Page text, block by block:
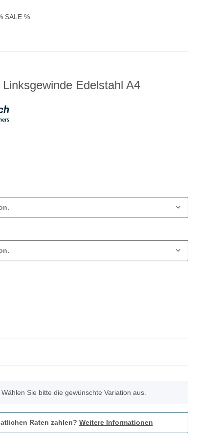
SALE %
Edelstahl A4
Sie bitte die gewünschte Variation aus.
Raten zahlen? Weitere Informationen